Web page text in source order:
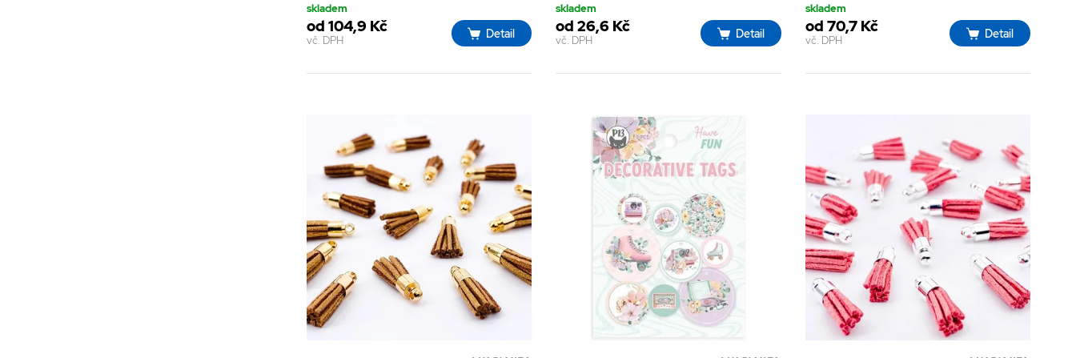
skladem
od 104,9 Kč
vč. DPH Detail
skladem
od 26,6 Kč
vč. DPH Detail
skladem
od 70,7 Kč
vč. DPH Detail